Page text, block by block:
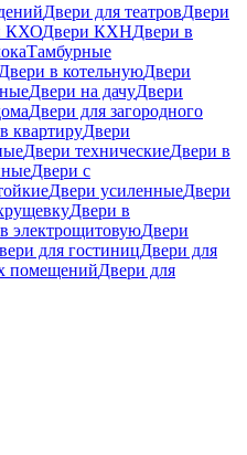
Двери для театровДвери
КХОДвери КХНДвери в
Тамбурные
Двери в котельнуюДвери
Двери на дачуДвери
Двери для загородного
квартируДвери
Двери техническиеДвери в
Двери с
Двери усиленныеДвери
Двери в
электрощитовуюДвери
для гостиницДвери для
помещенийДвери для